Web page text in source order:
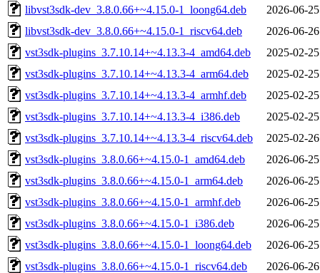
libvst3sdk-dev_3.8.0.66+~4.15.0-1_loong64.deb
2026-06-
libvst3sdk-dev_3.8.0.66+~4.15.0-1_riscv64.deb
2026-06-
vst3sdk-plugins_3.7.10.14+~4.13.3-4_amd64.deb
2025-02-
vst3sdk-plugins_3.7.10.14+~4.13.3-4_arm64.deb
2025-02-
vst3sdk-plugins_3.7.10.14+~4.13.3-4_armhf.deb
2025-02-
vst3sdk-plugins_3.7.10.14+~4.13.3-4_i386.deb
2025-02-
vst3sdk-plugins_3.7.10.14+~4.13.3-4_riscv64.deb
2025-02-
vst3sdk-plugins_3.8.0.66+~4.15.0-1_amd64.deb
2026-06-
vst3sdk-plugins_3.8.0.66+~4.15.0-1_arm64.deb
2026-06-
vst3sdk-plugins_3.8.0.66+~4.15.0-1_armhf.deb
2026-06-
vst3sdk-plugins_3.8.0.66+~4.15.0-1_i386.deb
2026-06-
vst3sdk-plugins_3.8.0.66+~4.15.0-1_loong64.deb
2026-06-
vst3sdk-plugins_3.8.0.66+~4.15.0-1_riscv64.deb
2026-06-